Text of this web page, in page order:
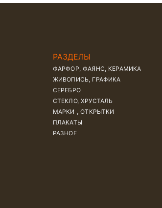
РАЗДЕЛЫ
ФАРФОР, ФАЯНС, КЕРАМИКА
ЖИВОПИСЬ, ГРАФИКА
СЕРЕБРО
СТЕКЛО, ХРУСТАЛЬ
МАРКИ , ОТКРЫТКИ
ПЛАКАТЫ
РАЗНОЕ